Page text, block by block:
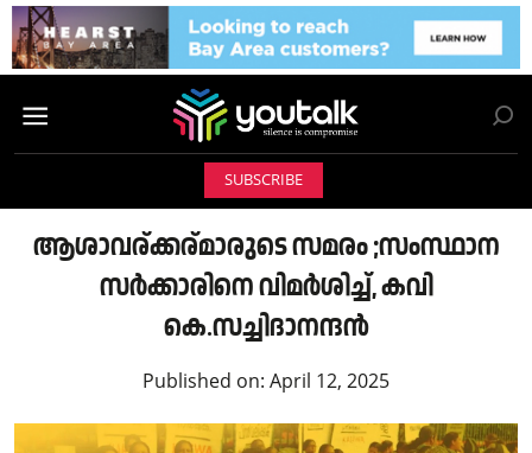
SUBSCRIBE
ആശാവര്ക്കര്മാരുടെ സമരം ;സംസ്ഥാന
സർക്കാരിനെ വിമർശിച്ച്, കവി
കെ.സച്ചിദാനന്ദൻ
Published on: April 12, 2025